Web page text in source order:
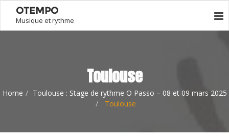
OTEMPO
Musique et rythme
Toulouse
Home
Toulouse : Stage de rythme O Passo – 08 et 09 mars 2025
Toulouse